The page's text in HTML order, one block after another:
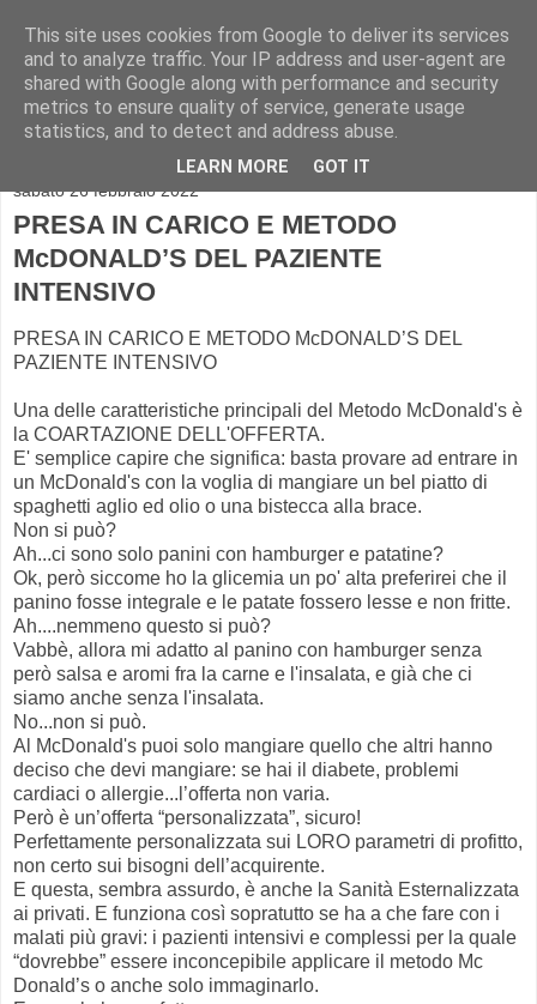
sabato 26 febbraio 2022
PRESA IN CARICO E METODO
McDONALD’S DEL PAZIENTE
INTENSIVO
PRESA IN CARICO E METODO McDONALD’S DEL
PAZIENTE INTENSIVO
Una delle caratteristiche principali del Metodo McDonald's è
la COARTAZIONE DELL'OFFERTA.
E' semplice capire che significa: basta provare ad entrare in
un McDonald's con la voglia di mangiare un bel piatto di
spaghetti aglio ed olio o una bistecca alla brace.
Non si può?
Ah...ci sono solo panini con hamburger e patatine?
Ok, però siccome ho la glicemia un po' alta preferirei che il
panino fosse integrale e le patate fossero lesse e non fritte.
Ah....nemmeno questo si può?
Vabbè, allora mi adatto al panino con hamburger senza
però salsa e aromi fra la carne e l'insalata, e già che ci
siamo anche senza l'insalata.
No...non si può.
Al McDonald's puoi solo mangiare quello che altri hanno
deciso che devi mangiare: se hai il diabete, problemi
cardiaci o allergie...l’offerta non varia.
Però è un’offerta “personalizzata”, sicuro!
Perfettamente personalizzata sui LORO parametri di profitto,
non certo sui bisogni dell’acquirente.
E questa, sembra assurdo, è anche la Sanità Esternalizzata
ai privati. E funziona così sopratutto se ha a che fare con i
malati più gravi: i pazienti intensivi e complessi per la quale
“dovrebbe” essere inconcepibile applicare il metodo Mc
Donald’s o anche solo immaginarlo.
This site uses cookies from Google to deliver its services
and to analyze traffic. Your IP address and user-agent are
shared with Google along with performance and security
metrics to ensure quality of service, generate usage
statistics, and to detect and address abuse.
LEARN MORE GOT IT